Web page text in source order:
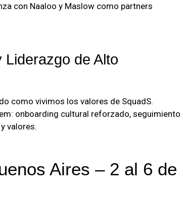
con Naaloo y Maslow como partners
Liderazgo de Alto
como vivimos los valores de SquadS.
onboarding cultural reforzado, seguimiento
valores.
Aires – 2 al 6 de